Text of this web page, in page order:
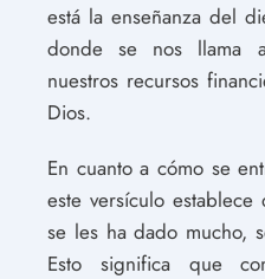
está la enseñanza del
donde se nos llama
nuestros recursos
Dios.
En cuanto a cómo se
este versículo
se les ha dado mucho,
Esto significa que